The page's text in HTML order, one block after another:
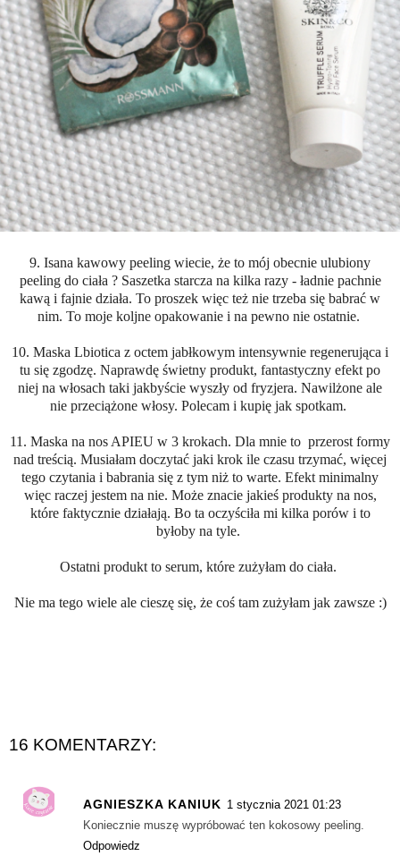
9. Isana kawowy peeling wiecie, że to mój obecnie ulubiony
peeling do ciała ? Saszetka starcza na kilka razy - ładnie pachnie
kawą i fajnie działa. To proszek więc też nie trzeba się babrać w
nim. To moje koljne opakowanie i na pewno nie ostatnie.
10. Maska Lbiotica z octem jabłkowym intensywnie regenerująca i
tu się zgodzę. Naprawdę świetny produkt, fantastyczny efekt po
niej na włosach taki jakbyście wyszły od fryzjera. Nawilżone ale
nie przeciążone włosy. Polecam i kupię jak spotkam.
11. Maska na nos APIEU w 3 krokach. Dla mnie to przerost formy
nad treścią. Musiałam doczytać jaki krok ile czasu trzymać, więcej
tego czytania i babrania się z tym niż to warte. Efekt minimalny
więc raczej jestem na nie. Może znacie jakieś produkty na nos,
które faktycznie działają. Bo ta oczyściła mi kilka porów i to
byłoby na tyle.
Ostatni produkt to serum, które zużyłam do ciała.
Nie ma tego wiele ale cieszę się, że coś tam zużyłam jak zawsze :)
16 KOMENTARZY:
AGNIESZKA KANIUK 1 stycznia 2021 01:23
Koniecznie muszę wypróbować ten kokosowy peeling.
Odpowiedz